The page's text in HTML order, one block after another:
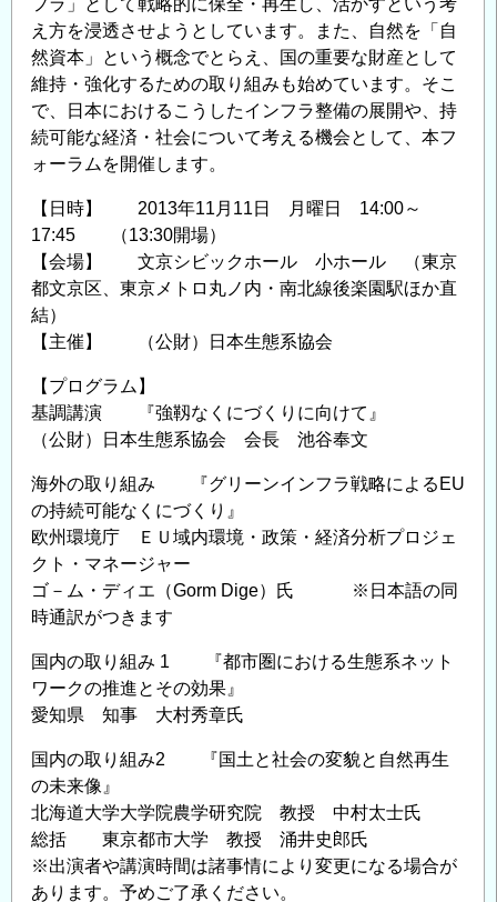
動
予
測」
シ
ン
ポ
ウ
ム
開
催
の
案
内
の
フラ」として戦略的に保全・再生し、活かすという考
え方を浸透させようとしています。また、自然を「自
然資本」という概念でとらえ、国の重要な財産として
維持・強化するための取り組みも始めています。そこ
で、日本におけるこうしたインフラ整備の展開や、持
続可能な経済・社会について考える機会として、本フ
ォーラムを開催します。
【日時】 2013年11月11日 月曜日 14:00～
17:45 （13:30開場）
【会場】 文京シビックホール 小ホール （東京
都文京区、東京メトロ丸ノ内・南北線後楽園駅ほか直
結）
【主催】 （公財）日本生態系協会
【プログラム】
基調講演 『強靱なくにづくりに向けて』
（公財）日本生態系協会 会長 池谷奉文
海外の取り組み 『グリーンインフラ戦略によるEU
の持続可能なくにづくり』
欧州環境庁 ＥＵ域内環境・政策・経済分析プロジェ
クト・マネージャー
ゴ－ム・ディエ（Gorm Dige）氏 ※日本語の同
時通訳がつきます
国内の取り組み 1 『都市圏における生態系ネット
ワークの推進とその効果』
愛知県 知事 大村秀章氏
国内の取り組み2 『国土と社会の変貌と自然再生
の未来像』
北海道大学大学院農学研究院 教授 中村太士氏
総括 東京都市大学 教授 涌井史郎氏
※出演者や講演時間は諸事情により変更になる場合が
あります。予めご了承ください。